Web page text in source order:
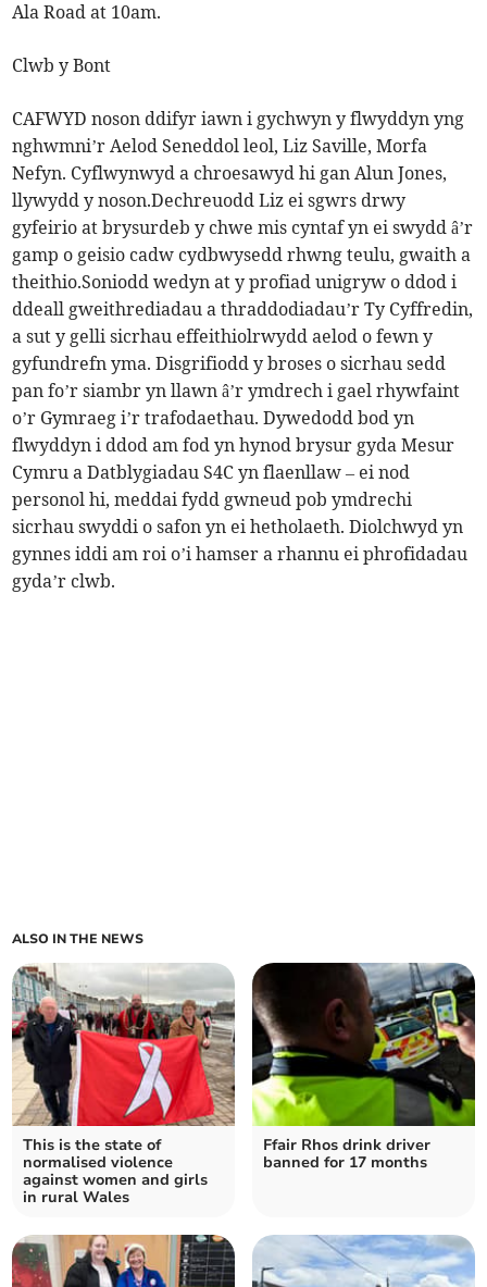
Ala Road at 10am.
Clwb y Bont
CAFWYD noson ddifyr iawn i gychwyn y flwyddyn yng
nghwmni’r Aelod Seneddol leol, Liz Saville, Morfa
Nefyn. Cyflwynwyd a chroesawyd hi gan Alun Jones,
llywydd y noson.Dechreuodd Liz ei sgwrs drwy
gyfeirio at brysurdeb y chwe mis cyntaf yn ei swydd â’r
gamp o geisio cadw cydbwysedd rhwng teulu, gwaith a
theithio.Soniodd wedyn at y profiad unigryw o ddod i
ddeall gweithrediadau a thraddodiadau’r Ty Cyffredin,
a sut y gelli sicrhau effeithiolrwydd aelod o fewn y
gyfundrefn yma. Disgrifiodd y broses o sicrhau sedd
pan fo’r siambr yn llawn â’r ymdrech i gael rhywfaint
o’r Gymraeg i’r trafodaethau. Dywedodd bod yn
flwyddyn i ddod am fod yn hynod brysur gyda Mesur
Cymru a Datblygiadau S4C yn flaenllaw – ei nod
personol hi, meddai fydd gwneud pob ymdrechi
sicrhau swyddi o safon yn ei hetholaeth. Diolchwyd yn
gynnes iddi am roi o’i hamser a rhannu ei phrofidadau
gyda’r clwb.
ALSO IN THE NEWS
This is the state of
normalised violence
against women and girls
in rural Wales
Ffair Rhos drink driver
banned for 17 months